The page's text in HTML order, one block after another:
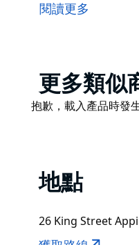
在建造聖比德教堂
聖比德天主教堂於
華麗且具有歷史意
閱讀更多
Product
List
更多類似
Product
抱歉，載入產品時發
地點
26 King Street